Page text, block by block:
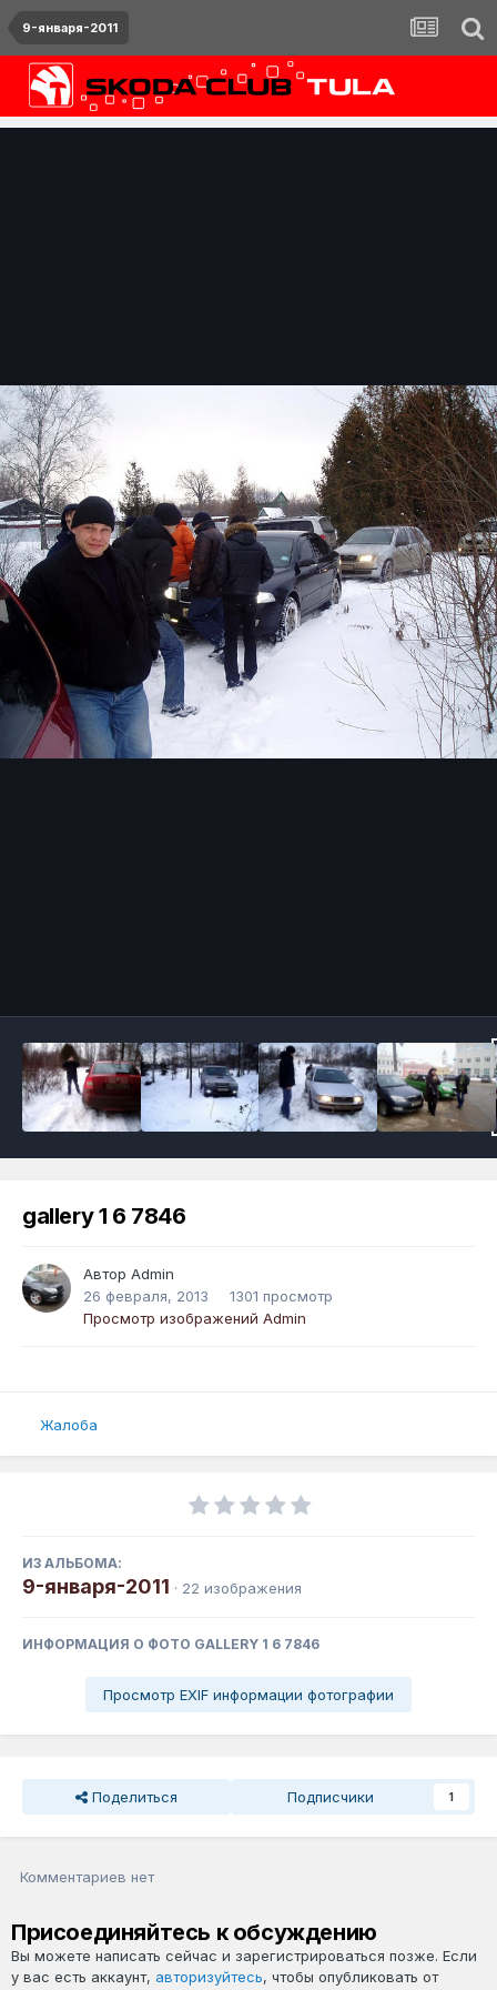
9-января-2011
gallery 1 6 7846
Автор Admin
26 февраля, 2013
1301 просмотр
Просмотр изображений Admin
Жалоба
ИЗ АЛЬБОМА:
9-января-2011 · 22 изображения
ИНФОРМАЦИЯ О ФОТО GALLERY 1 6 7846
Просмотр EXIF информации фотографии
Поделиться Подписчики 1
Комментариев нет
Присоединяйтесь к обсуждению
Вы можете написать сейчас и зарегистрироваться позже. Если
у вас есть аккаунт, авторизуйтесь, чтобы опубликовать от